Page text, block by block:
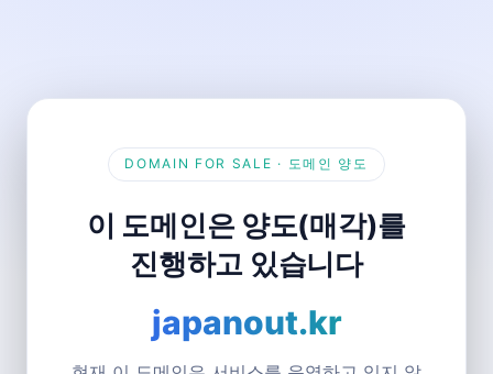
DOMAIN FOR SALE · 도메인 양도
이 도메인은 양도(매각)를
진행하고 있습니다
japanout.kr